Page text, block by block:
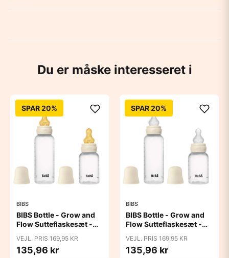
Du er måske interesseret i
SPAR 20%
BIBS
BIBS Bottle - Grow and
Flow Sutteflaskesæt -
Naturgummi/Rund -
150ml/270ml - 2-Pak -
VEJL. PRIS 169,95 KR
135,96 kr
SPAR 20%
BIBS
BIBS Bottle - Grow and
Flow Sutteflaskesæt -
150ml/270ml - 2-Pak -
Ivory
VEJL. PRIS 169,95 KR
135,96 kr